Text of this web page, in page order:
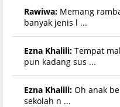
Rawiwa: Memang
banyak jenis l ...
Ezna Khalili: Tempat
pun kadang sus ...
Ezna Khalili: Oh anak
sekolah n ...